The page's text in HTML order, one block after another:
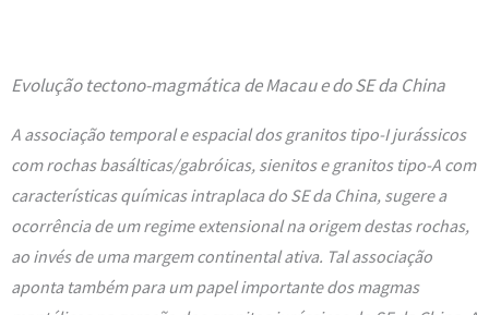
Evolução tectono-magmática de Macau e do SE da China
A associação temporal e espacial dos granitos tipo-I jurássicos
com rochas basálticas/gabróicas, sienitos e granitos tipo-A com
características químicas intraplaca do SE da China, sugere a
ocorrência de um regime extensional na origem destas rochas,
ao invés de uma margem continental ativa. Tal associação
aponta também para um papel importante dos magmas